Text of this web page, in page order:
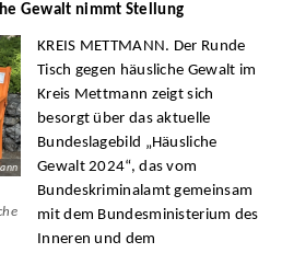
Gewalt nimmt Stellung
KREIS METTMANN. Der Runde
Tisch gegen häusliche Gewalt im
Kreis Mettmann zeigt sich
besorgt über das aktuelle
Bundeslagebild „Häusliche
Gewalt 2024“, das vom
Bundeskriminalamt gemeinsam
mit dem Bundesministerium des
Inneren und dem